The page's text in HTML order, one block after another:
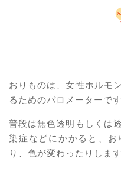
おりものは、女性ホルモ
るためのバロメーターです
普段は無色透明もしくは
染症などにかかると、お
り、色が変わったりします